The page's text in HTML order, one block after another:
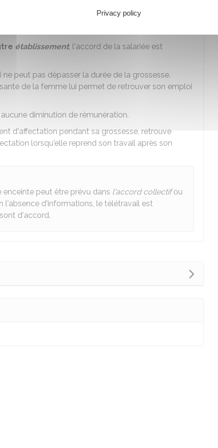
le médecin du travail peut établir la nécessité
médecin du travail vérifie alors l'aptitude de la
établissement, l'accord de la salariée est
peut pas dépasser la durée de la grossesse.
de la femme lui permet de retrouver son emploi
diminution de rémunération.
d'affectation pendant sa grossesse, retrouve
lorsqu'elle reprend son travail après son
enceinte peut être prévu dans l'accord collectifou
l'absence d'informations, le télétravail est
d'accord.
Privacy policy